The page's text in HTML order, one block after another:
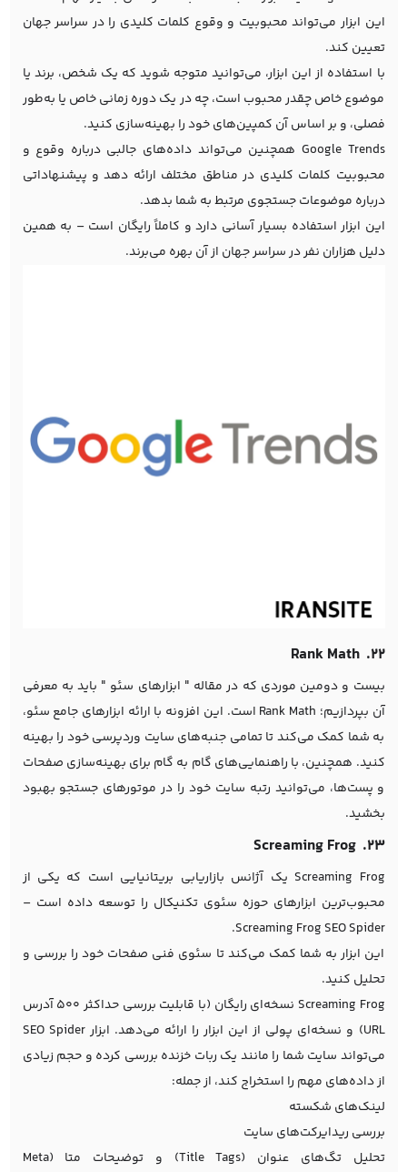
این ابزار می‌تواند محبوبیت و وقوع کلمات کلیدی را در سراسر جهان
تعیین کند.
با استفاده از این ابزار، می‌توانید متوجه شوید که یک شخص، برند یا
موضوع خاص چقدر محبوب است، چه در یک دوره زمانی خاص یا به‌طور
فصلی، و بر اساس آن کمپین‌های خود را بهینه‌سازی کنید.
Google Trends همچنین می‌تواند داده‌های جالبی درباره وقوع و
محبوبیت کلمات کلیدی در مناطق مختلف ارائه دهد و پیشنهاداتی
درباره موضوعات جستجوی مرتبط به شما بدهد.
این ابزار استفاده بسیار آسانی دارد و کاملاً رایگان است – به همین
دلیل هزاران نفر در سراسر جهان از آن بهره می‌برند.
۲۲. Rank Math
بیست و دومین موردی که در مقاله " ابزارهای سئو " باید به معرفی
آن بپردازیم؛ Rank Math است. این افزونه با ارائه ابزارهای جامع سئو،
به شما کمک می‌کند تا تمامی جنبه‌های سایت وردپرسی خود را بهینه
کنید. همچنین، با راهنمایی‌های گام به گام برای بهینه‌سازی صفحات
و پست‌ها، می‌توانید رتبه سایت خود را در موتورهای جستجو بهبود
بخشید.
۲۳. Screaming Frog
Screaming Frog یک آژانس بازاریابی بریتانیایی است که یکی از
محبوب‌ترین ابزارهای حوزه سئوی تکنیکال را توسعه داده است –
Screaming Frog SEO Spider.
این ابزار به شما کمک می‌کند تا سئوی فنی صفحات خود را بررسی و
تحلیل کنید.
Screaming Frog نسخه‌ای رایگان (با قابلیت بررسی حداکثر 500 آدرس
URL) و نسخه‌ای پولی از این ابزار را ارائه می‌دهد. ابزار SEO Spider
می‌تواند سایت شما را مانند یک ربات خزنده بررسی کرده و حجم زیادی
از داده‌های مهم را استخراج کند، از جمله:
لینک‌های شکسته
بررسی ریدایرکت‌های سایت
تحلیل تگ‌های عنوان (Title Tags) و توضیحات متا (Meta